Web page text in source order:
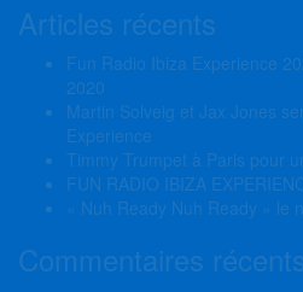
Articles récents
Fun Radio Ibiza Experience
2020
Martin Solveig et Jax Jones
Experience
Timmy Trumpet à Paris pour
FUN RADIO IBIZA
« Nuh Ready Nuh Ready » le
Commentaires